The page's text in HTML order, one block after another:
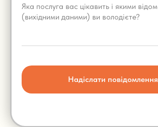
Надіслати повідомлення